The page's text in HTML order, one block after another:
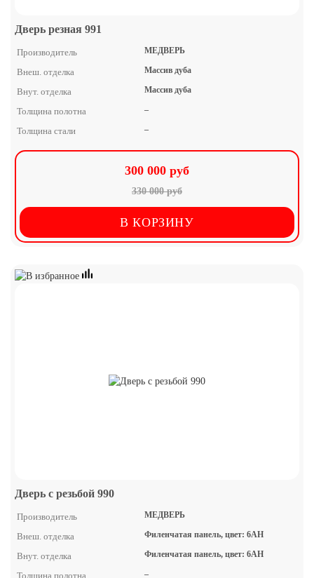
Дверь резная 991
Производитель МЕДВЕРЬ
Внеш. отделка Массив дуба
Внут. отделка Массив дуба
Толщина полотна –
Толщина стали –
300 000 руб
330 000 руб
В КОРЗИНУ
Дверь с резьбой 990
Производитель МЕДВЕРЬ
Внеш. отделка Филенчатая панель, цвет: 6АН
Внут. отделка Филенчатая панель, цвет: 6АН
Толщина полотна –